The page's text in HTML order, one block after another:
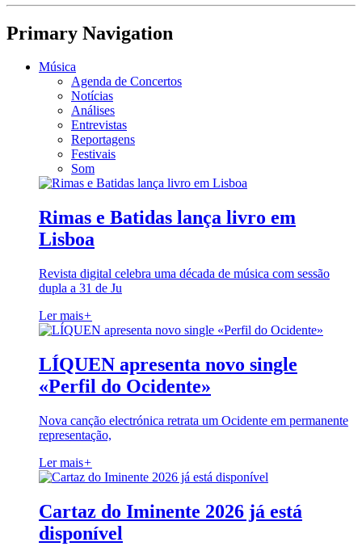
Primary Navigation
Música
Agenda de Concertos
Notícias
Análises
Entrevistas
Reportagens
Festivais
Som
Rimas e Batidas lança livro em
Lisboa
Revista digital celebra uma década de música com sessão
dupla a 31 de Ju
Ler mais+
LÍQUEN apresenta novo single
«Perfil do Ocidente»
Nova canção electrónica retrata um Ocidente em permanente
representação,
Ler mais+
Cartaz do Iminente 2026 já está
disponível